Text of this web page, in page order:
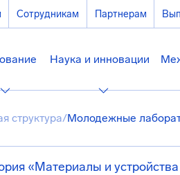
Сотрудникам Партнерам
Наука и инновации
структура/Молодежные
«Материалы и